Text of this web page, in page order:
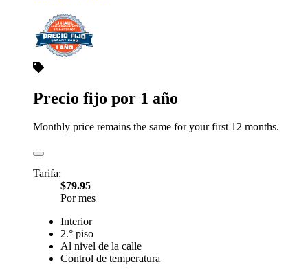
Precio fijo por 1 año
Monthly price remains the same for your first 12 months.
Tarifa:
$79.95
Por mes
Interior
2.° piso
Al nivel de la calle
Control de temperatura